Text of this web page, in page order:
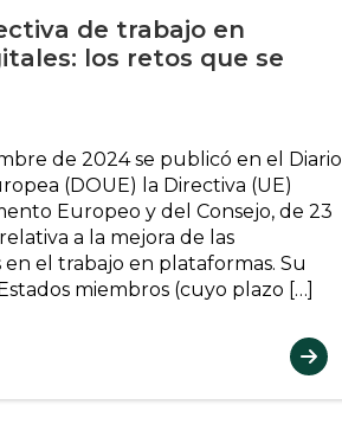
de trabajo en
los retos que se
de 2024 se publicó en el Diario
(DOUE) la Directiva (UE)
Europeo y del Consejo, de 23
a la mejora de las
el trabajo en plataformas. Su
miembros (cuyo plazo […]